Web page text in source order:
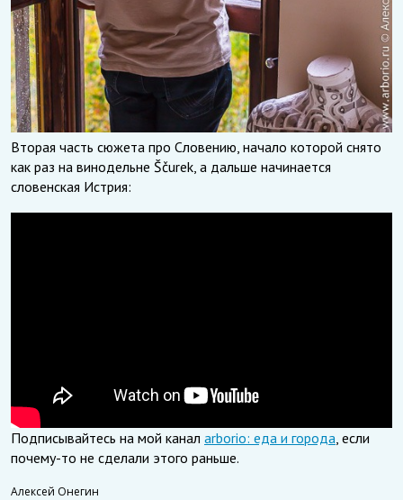
Вторая часть сюжета про Словению, начало которой снято
как раз на винодельне Ščurek, а дальше начинается
словенская Истрия:
Подписывайтесь на мой канал arborio: еда и города , если
почему-то не сделали этого раньше.
Алексей Онегин